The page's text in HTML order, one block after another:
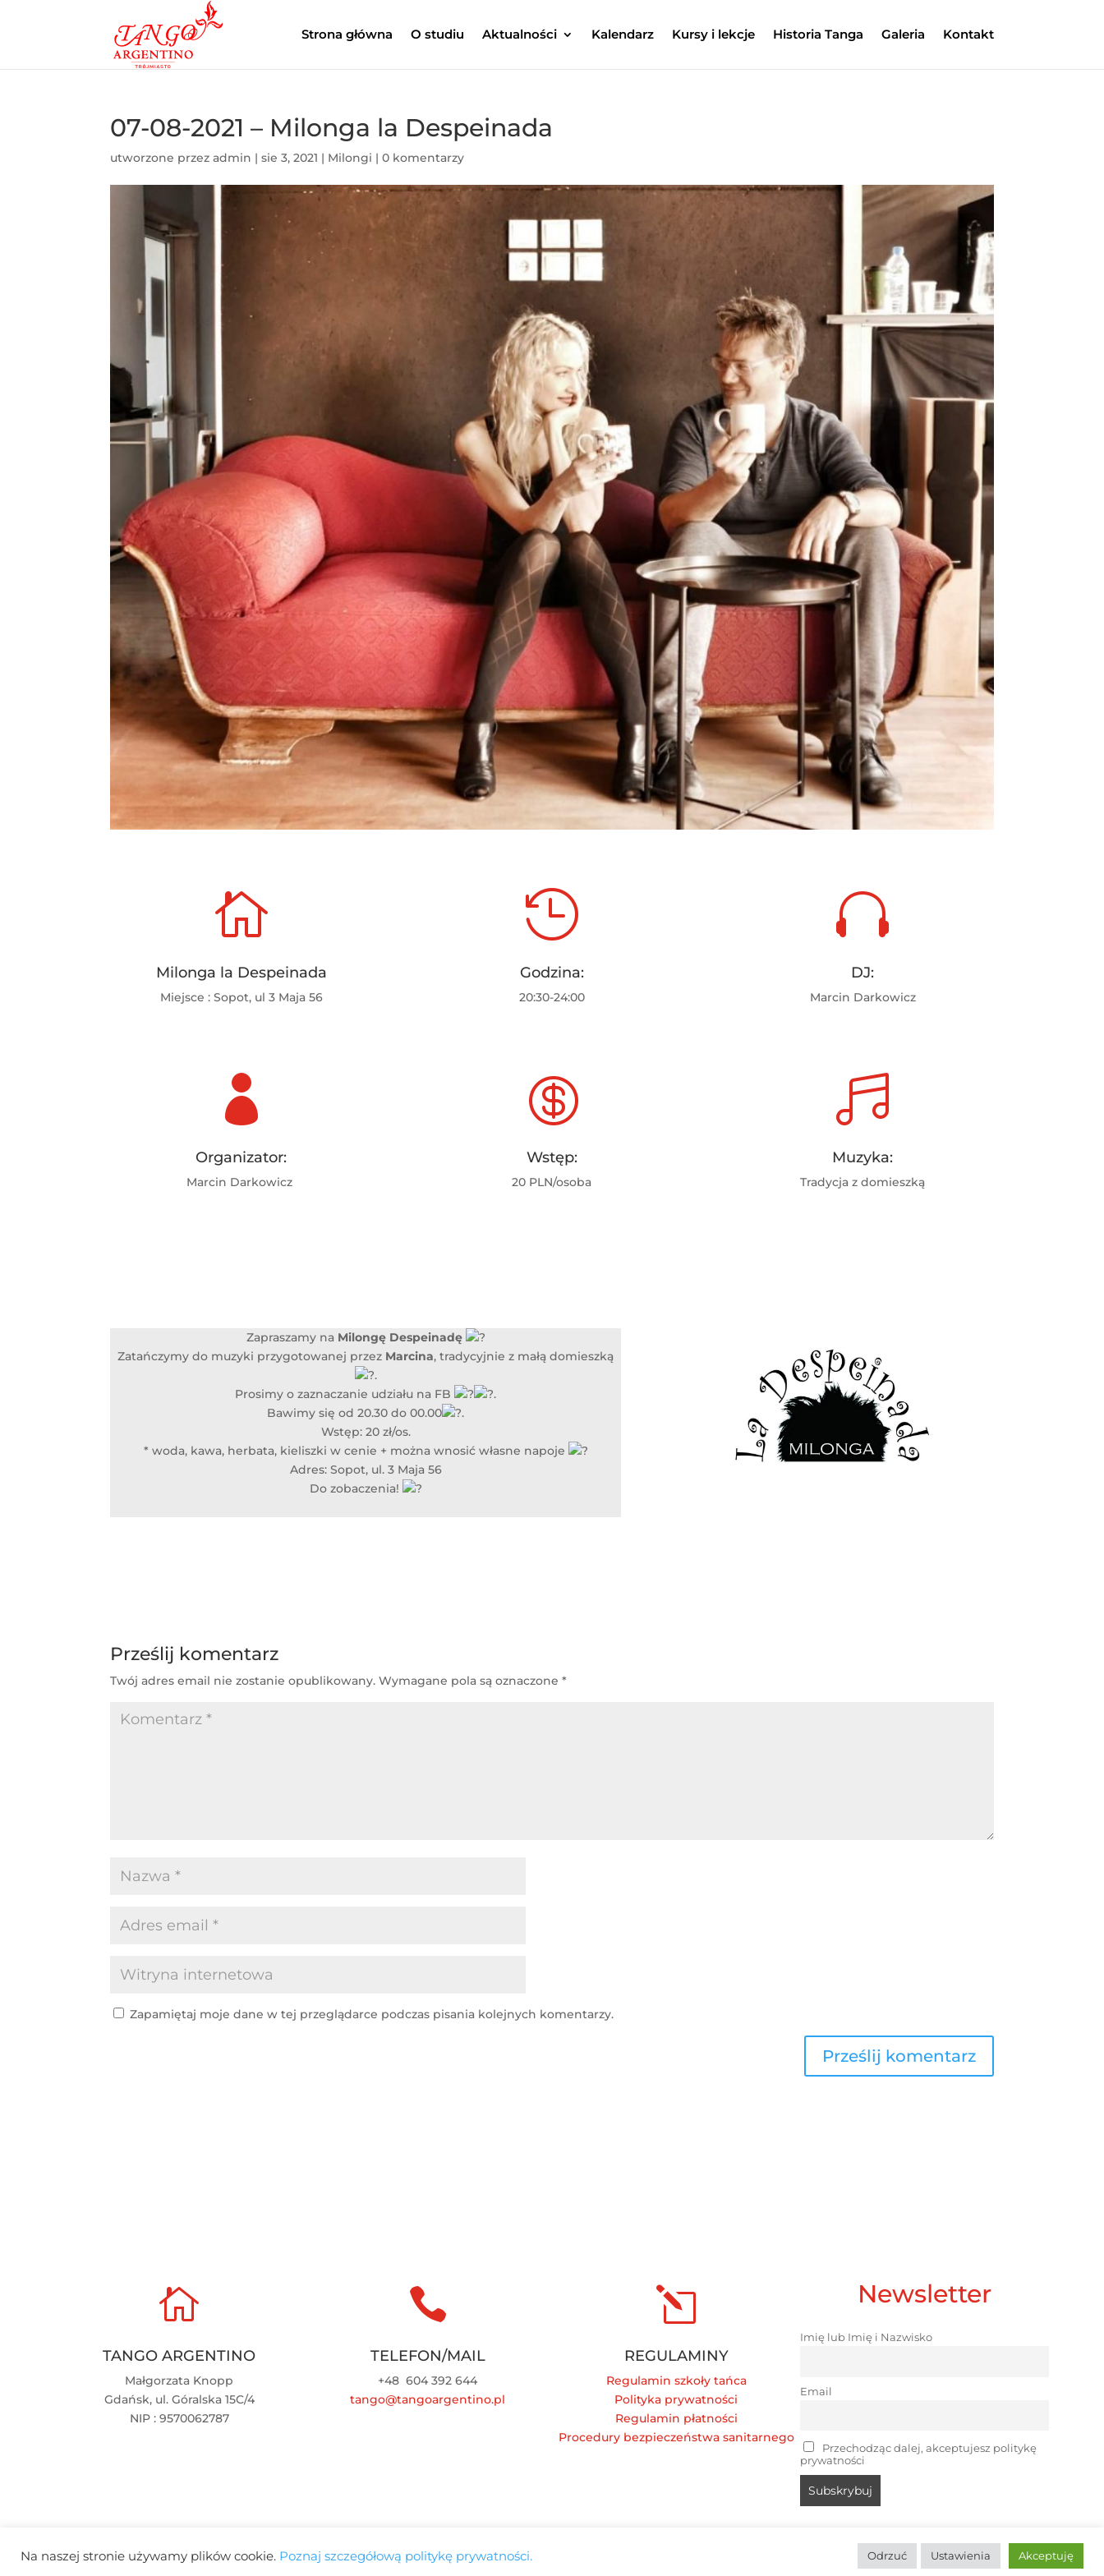
Strona główna O studiu Aktualności Kalendarz Kursy i lekcje Historia Tanga Galeria Kontakt
07-08-2021 – Milonga la Despeinada
utworzone przezadmin |sie 3, 2021 | Milongi |0 komentarzy

Milonga la Despeinada
Miejsce : Sopot, ul 3 Maja 56

Godzina:
20:30-24:00

DJ:
Marcin Darkowicz

Organizator:
Marcin Darkowicz

Wstęp:
20 PLN/osoba

Muzyka:
Tradycja z domieszką
Zapraszamy na Milongę Despeinadę
Zatańczymy do muzyki przygotowanej przez Marcina, tradycyjnie z małą domieszką
.
Prosimy o zaznaczanie udziału na FB
.
Bawimy się od 20.30 do 00.00
.
Wstęp: 20 zł/os.
* woda, kawa, herbata, kieliszki w cenie + można wnosić własne napoje
Adres: Sopot, ul. 3 Maja 56
Do zobaczenia!
Prześlij komentarz
Twój adres email nie zostanie opublikowany. Wymagane pola są oznaczone*
Zapamiętaj moje dane w tej przeglądarce podczas pisania kolejnych komentarzy.

TANGO ARGENTINO
Małgorzata Knopp
Gdańsk, ul. Góralska 15C/4
NIP : 9570062787

TELEFON/MAIL
+48604 392 644
tango@tangoargentino.pl
l
REGULAMINY
Regulamin szkoły tańca
Polityka prywatności
Regulamin płatności
Procedury bezpieczeństwa sanitarnego
Newsletter
Imię lub Imię i Nazwisko
Email
Przechodząc dalej, akceptujesz politykę
prywatności
Na naszej stronie używamy plików cookie. Poznaj szczegółową politykę prywatności. Odrzuć Ustawienia Akceptuję